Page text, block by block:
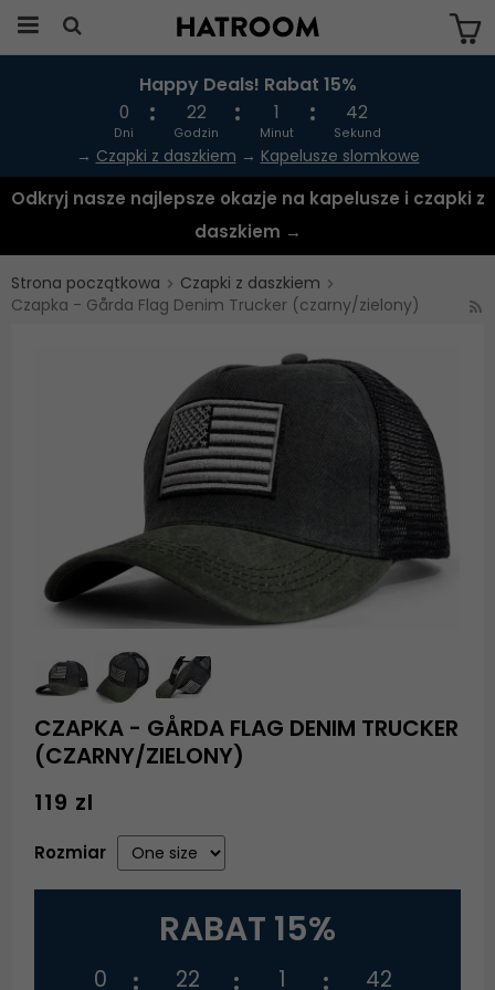
Produkten har blivit tillagd i varukorgen
Happy Deals! Rabat 15%
0
Dni
22
Godzin
1
Minut
42
Sekund
→ Czapki z daszkiem → Kapelusze slomkowe
Odkryj nasze najlepsze okazje na kapelusze i czapki z
daszkiem →
Strona początkowa
Czapki z daszkiem
Czapka - Gårda Flag Denim Trucker (czarny/zielony)
CZAPKA - GÅRDA FLAG DENIM TRUCKER
(CZARNY/ZIELONY)
119 zl
Rozmiar
RABAT 15%
0 22 1 42